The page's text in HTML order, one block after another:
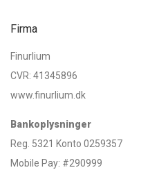
Firma
Finurlium
CVR: 41345896
www.finurlium.dk
Bankoplysninger
Reg. 5321 Konto 0259357
Mobile Pay: #290999